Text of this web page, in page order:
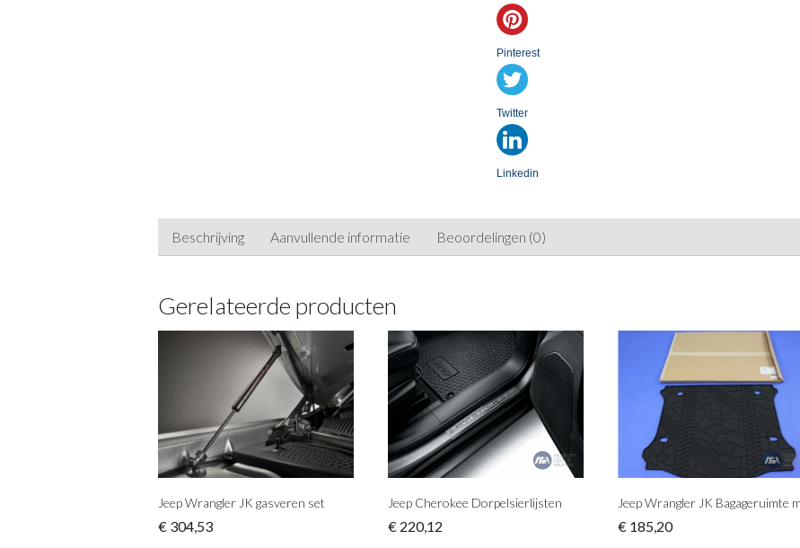
Pinterest
Twitter
Linkedin
Beschrijving Aanvullende informatie Beoordelingen (0)
Gerelateerde producten
Jeep Wrangler JK gasveren set
€ 304,53
Jeep Cherokee Dorpelsierlijsten
€220,12
Jeep Wrangler JK Bagageruimte
€185,20